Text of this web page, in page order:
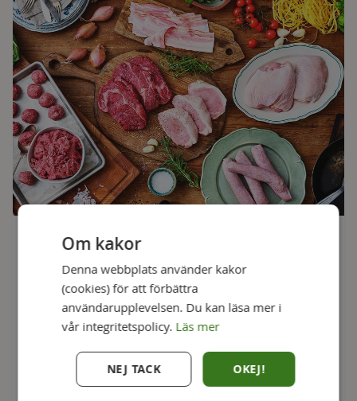
En ekologisk köttprenumeration
Färskt ekologiskt kött från svenska gårdar varje månad,
eller när du vill. Du väljer innehåll och dag, vi levererar!
Ingen bindningstid.
Köp Stamkundslådan
Om kakor
Denna webbplats använder kakor
(cookies) för att förbättra
användarupplevelsen. Du kan läsa mer i
vår integritetspolicy. Läs mer
OKEJ!
NEJ TACK